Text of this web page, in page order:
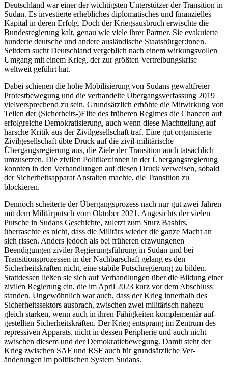
Deutschland war einer der wichtigsten Unter­stützer der Transition in
Sudan. Es investierte erheb­liches diplomatisches und finanzielles
Kapital in deren Erfolg. Doch der Kriegsausbruch erwischte die
Bundesregierung kalt, genau wie viele ihrer Partner. Sie evakuierte
hunderte deutsche und andere aus­ländische Staatsbürger:innen.
Seitdem sucht Deutsch­land vergeblich nach einem wirkungsvollen
Umgang mit einem Krieg, der zur größten Vertreibungskrise
weltweit geführt hat.
Dabei schienen die hohe Mobilisierung von Sudans gewaltfreier
Protestbewegung und die verhandelte Übergangsverfassung 2019
vielversprechend zu sein. Grundsätzlich erhöhte die Mitwirkung von
Teilen der (Sicherheits-)Elite des früheren Regimes die Chancen auf
erfolgreiche Demokratisierung, auch wenn diese Machtteilung auf
harsche Kritik aus der Zivilgesellschaft traf. Eine gut organisierte
Zivilgesellschaft übte Druck auf die zivil-militärische
Übergangsregierung aus, die Ziele der Transition auch tatsächlich
umzu­setzen. Die zivilen Politiker:innen in der Übergangsregierung
konnten in den Verhandlungen auf diesen Druck verweisen, sobald
der Sicherheitsapparat Anstalten machte, die Transition zu
blockieren.
Dennoch scheiterte der Übergangsprozess nach nur gut zwei Jahren
mit dem Militärputsch vom Okto­ber 2021. Angesichts der vielen
Putsche in Sudans Geschichte, zuletzt zum Sturz Bashirs,
überraschte es nicht, dass die Militärs wieder die ganze Macht an
sich rissen. Anders jedoch als bei früheren erzwungenen
Beendigungen ziviler Regierungsführung in Sudan und bei
Transitionsprozessen in der Nachbarschaft gelang es den
Sicherheitskräften nicht, eine stabile Putschregierung zu bilden.
Stattdessen ließen sie sich auf Verhandlungen über die Bildung einer
zivilen Regierung ein, die im April 2023 kurz vor dem Abschluss
standen. Ungewöhnlich war auch, dass der Krieg innerhalb des
Sicherheitssektors ausbrach, zwischen zwei militärisch nahezu
gleich starken, wenn auch in ihren Fähigkeiten komplementär auf­
gestellten Sicherheitskräften. Der Krieg entsprang im Zentrum des
repressiven Apparats, nicht in dessen Peripherie und auch nicht
zwischen diesem und der Demokratiebewegung. Damit steht der
Krieg zwischen SAF und RSF auch für grundsätzliche Ver­
änderungen im politischen System Sudans.